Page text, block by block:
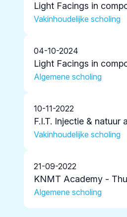
Light Facings in
Vakinhoudelijke scholing
04-10-2024
Light Facings in
Algemene scholing
10-11-2022
F.I.T. Injectie &
Vakinhoudelijke scholing
21-09-2022
KNMT Academy -
Algemene scholing